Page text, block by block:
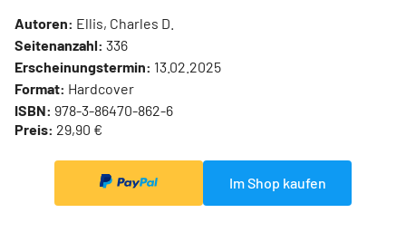
Autoren: Ellis, Charles D.
Seitenanzahl: 336
Erscheinungstermin: 13.02.2025
Format: Hardcover
ISBN: 978-3-86470-862-6
Preis: 29,90 €
Im Shop kaufen